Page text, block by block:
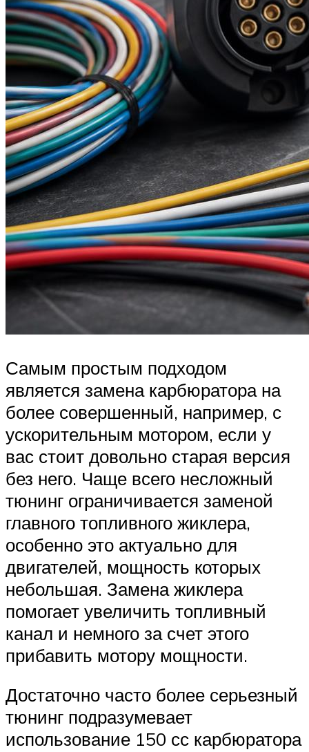
Самым простым подходом
является замена карбюратора на
более совершенный, например, с
ускорительным мотором, если у
вас стоит довольно старая версия
без него. Чаще всего несложный
тюнинг ограничивается заменой
главного топливного жиклера,
особенно это актуально для
двигателей, мощность которых
небольшая. Замена жиклера
помогает увеличить топливный
канал и немного за счет этого
прибавить мотору мощности.
Достаточно часто более серьезный
тюнинг подразумевает
использование 150 сс карбюратора